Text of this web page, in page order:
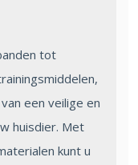
tot
een veilige en
huisdier. Met
kunt u